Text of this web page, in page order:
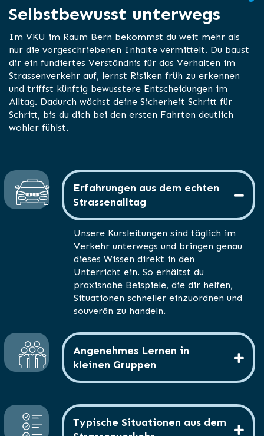
Selbstbewusst unterwegs
Im VKU im Raum Bern bekommst du weit mehr als
nur die vorgeschriebenen Inhalte vermittelt. Du baust
dir ein fundiertes Verständnis für das Verhalten im
Strassenverkehr auf, lernst Risiken früh zu erkennen
und triffst künftig bewusstere Entscheidungen im
Alltag. Dadurch wächst deine Sicherheit Schritt für
Schritt, bis du dich bei den ersten Fahrten deutlich
wohler fühlst.
Erfahrungen aus dem echten
Strassenalltag
Unsere Kursleitungen sind täglich im
Verkehr unterwegs und bringen genau
dieses Wissen direkt in den
Unterricht ein. So erhältst du
praxisnahe Beispiele, die dir helfen,
Situationen schneller einzuordnen und
souverän zu handeln.
Angenehmes Lernen in
kleinen Gruppen
Typische Situationen aus dem